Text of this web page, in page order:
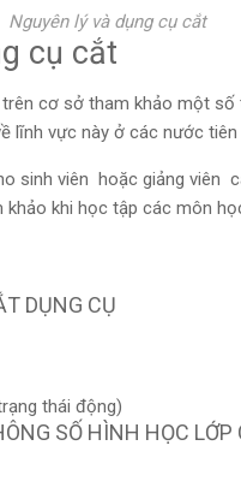
và dụng cụ cắt
cụ cắt
cơ sở tham khảo một
lĩnh vực này ở các nước
sinh viên hoặc giảng viên
khi học tập các môn
DỤNG CỤ
thái động)
SỐ HÌNH HỌC LỚP